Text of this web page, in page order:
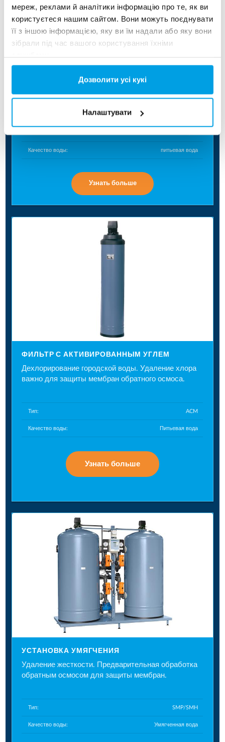
мереж, реклами й аналітики інформацію про те, як ви
користуєтеся нашим сайтом. Вони можуть поєднувати
її з іншою інформацією, яку ви їм надали або яку вони
зібрали під час вашого користування їхніми
Дозволити усі кукі
Налаштувати
НАПОРНЫЙ ФИЛЬТР
окончательная фильтрация сточных вод.
Качество воды: питьевая вода
Узнать больше
ФИЛЬТР С АКТИВИРОВАННЫМ УГЛЕМ
Дехлорирование городской воды. Удаление хлора
важно для защиты мембран обратного осмоса.
Тип: ACM
Качество воды: Питьевая вода
Узнать больше
УСТАНОВКА УМЯГЧЕНИЯ
Удаление жесткости. Предварительная обработка
обратным осмосом для защиты мембран.
Тип: SMP/SMH
Качество воды: Умягченная вода